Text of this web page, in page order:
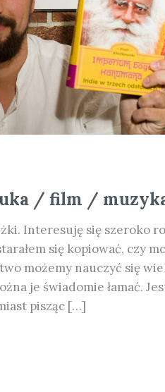
/ film /
Interesuję się szeroko
się kopiować, czy
możemy nauczyć się
je świadomie łamać.
pisząc […]